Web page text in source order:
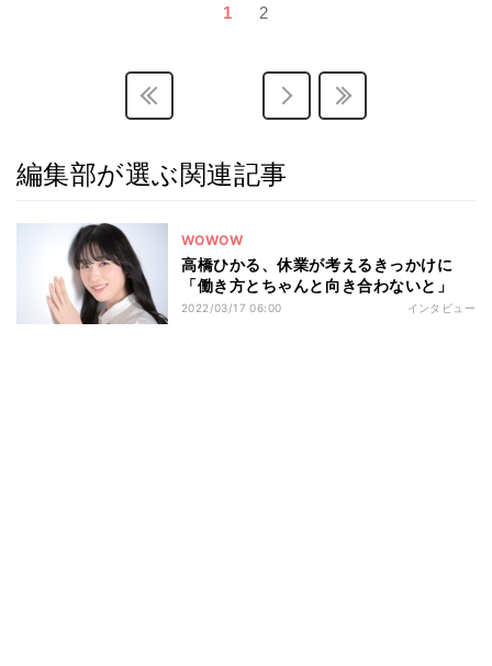
1 2
編集部が選ぶ関連記事
WOWOW
高橋ひかる、休業が考えるきっかけに
「働き方とちゃんと向き合わないと」
2022/03/17 06:00 インタビュー